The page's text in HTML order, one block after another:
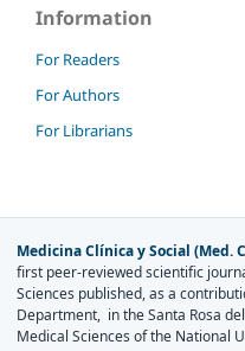
Information
For Readers
For Authors
For Librarians
Medicina Clínica y Social (Med.
first peer-reviewed scientific
Sciences published, as a
Department, in the Santa Rosa
Medical Sciences of the National